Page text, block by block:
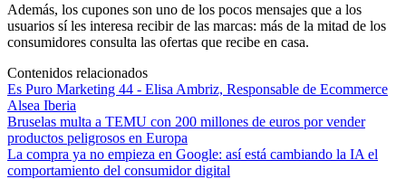
Además, los cupones son uno de los pocos mensajes que a los
usuarios sí les interesa recibir de las marcas: más de la mitad de los
consumidores consulta las ofertas que recibe en casa.
Contenidos relacionados
Es Puro Marketing 44 - Elisa Ambriz, Responsable de Ecommerce
Alsea Iberia
Bruselas multa a TEMU con 200 millones de euros por vender
productos peligrosos en Europa
La compra ya no empieza en Google: así está cambiando la IA el
comportamiento del consumidor digital